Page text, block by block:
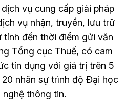
vụ cung cấp giải pháp
vụ nhận, truyền, lưu trữ
đến thời điểm gửi văn
Tổng cục Thuế, có cam
tín dụng với giá trị trên 5
nhân sự trình độ Đại học
thông tin.